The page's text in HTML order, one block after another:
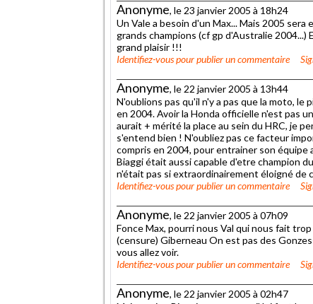
Anonyme, le 23 janvier 2005 à 18h24
Un Vale a besoin d'un Max... Mais 2005
grands champions (cf gp d'Australie
grand plaisir !!!
Identifiez-vouspour publier un commentaire
Anonyme, le 22 janvier 2005 à 13h44
N'oublions pas qu'il n'y a pas que la moto,
en 2004. Avoir la Honda officielle n'est pas
aurait + mérité la place au sein du HRC, je
s'entend bien ! N'oubliez pas ce facteur
compris en 2004, pour entrainer son équipe
Biaggi était aussi capable d'etre champion
n'était pas si extraordinairement éloigné de
Identifiez-vouspour publier un commentaire
Anonyme, le 22 janvier 2005 à 07h09
Fonce Max, pourri nous Val qui nous fait
(censure) Giberneau On est pas des
vous allez voir.
Identifiez-vouspour publier un commentaire
Anonyme, le 22 janvier 2005 à 02h47